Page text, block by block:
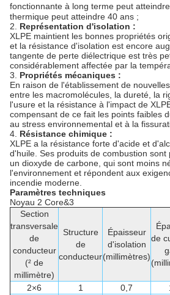
fonctionnante à long terme peut
thermique peut atteindre 40 ans ;
2. Représentation d'isolation :
XLPE maintient les bonnes propriétés
et la résistance d'isolation est encore
tangente de perte diélectrique est très
considérablement affectée par la
3. Propriétés mécaniques :
En raison de l'établissement de
entre les macromolécules, la dureté, la
l'usure et la résistance à l'impact de
compensant de ce fait les points faibles
au stress environnemental et à la
4. Résistance chimique :
XLPE a la résistance forte d'acide et
d'huile. Ses produits de combustion
un dioxyde de carbone, qui sont moins
l'environnement et répondent aux
incendie moderne.
Paramètres techniques
Noyau 2 Core&3
Section
transversale
de
conducteur
(² de
millimètre)
Structure
de
conducteur
Épaisseur
d'isolation
(millimètres)
de
2×6
1 0,7